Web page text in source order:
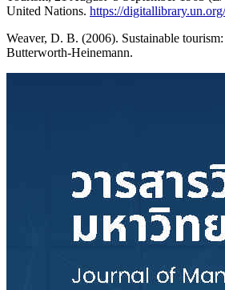
United Nations. https://
Weaver, D. B. (2006). Sustainable
Butterworth-Heinemann.